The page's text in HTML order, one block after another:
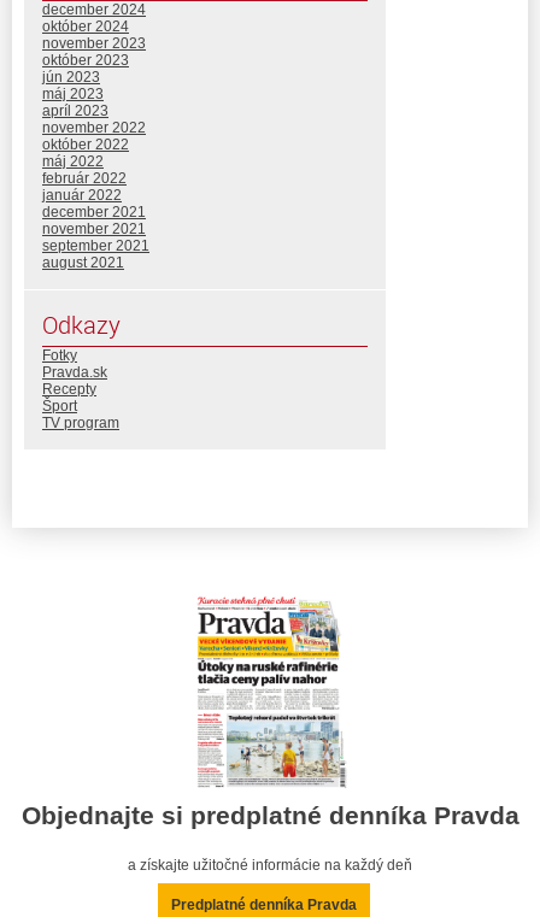
december 2024
október 2024
november 2023
október 2023
jún 2023
máj 2023
apríl 2023
november 2022
október 2022
máj 2022
február 2022
január 2022
december 2021
november 2021
september 2021
august 2021
Odkazy
Fotky
Pravda.sk
Recepty
Šport
TV program
Objednajte si predplatné denníka Pravda
a získajte užitočné informácie na každý deň
Predplatné denníka Pravda